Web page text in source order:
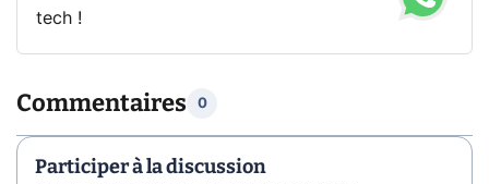
tech !
Commentaires 0
Participer à la discussion